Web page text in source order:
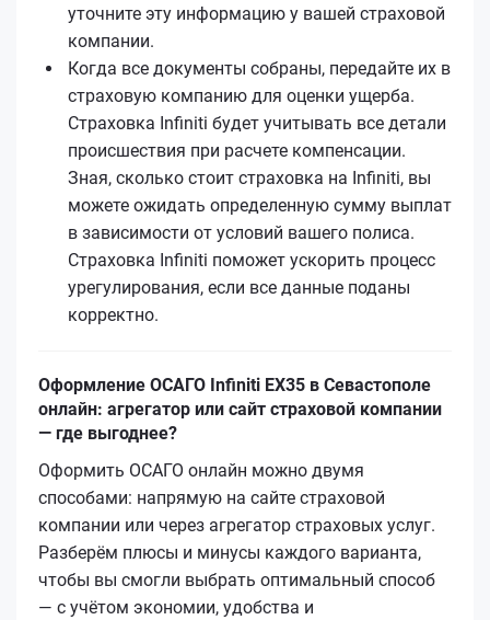
уточните эту информацию у вашей страховой
компании.
Когда все документы собраны, передайте их в
страховую компанию для оценки ущерба.
Страховка Infiniti будет учитывать все детали
происшествия при расчете компенсации.
Зная, сколько стоит страховка на Infiniti, вы
можете ожидать определенную сумму выплат
в зависимости от условий вашего полиса.
Страховка Infiniti поможет ускорить процесс
урегулирования, если все данные поданы
корректно.
Оформление ОСАГО Infiniti EX35 в Севастополе
онлайн: агрегатор или сайт страховой компании
— где выгоднее?
Оформить ОСАГО онлайн можно двумя
способами: напрямую на сайте страховой
компании или через агрегатор страховых услуг.
Разберём плюсы и минусы каждого варианта,
чтобы вы смогли выбрать оптимальный способ
— с учётом экономии, удобства и